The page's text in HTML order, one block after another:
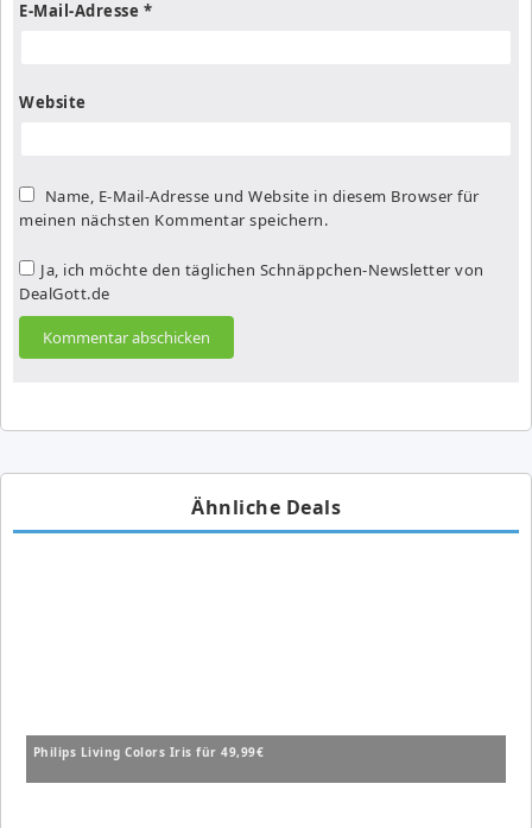
E-Mail-Adresse *
Website
Name, E-Mail-Adresse und Website in diesem Browser für
meinen nächsten Kommentar speichern.
Ja, ich möchte den täglichen Schnäppchen-Newsletter von
DealGott.de
Ähnliche Deals
Philips Living Colors Iris für 49,99€